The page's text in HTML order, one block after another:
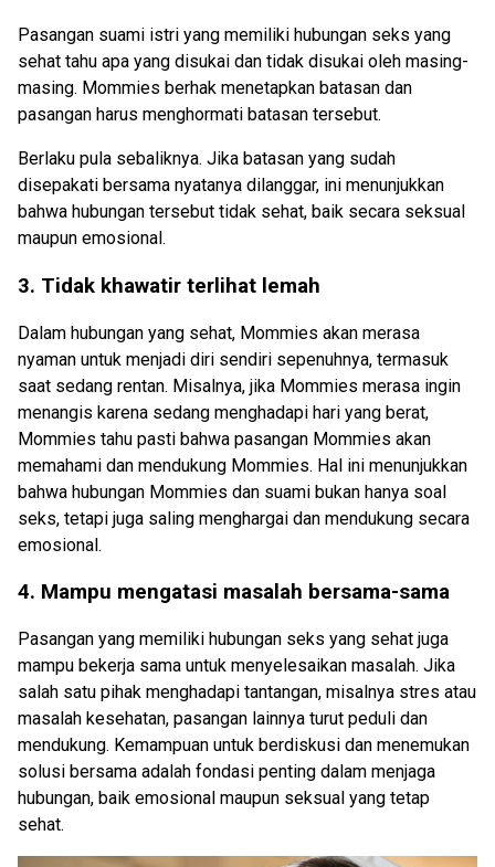
Pasangan suami istri yang memiliki hubungan seks yang
sehat tahu apa yang disukai dan tidak disukai oleh masing-
masing. Mommies berhak menetapkan batasan dan
pasangan harus menghormati batasan tersebut.
Berlaku pula sebaliknya. Jika batasan yang sudah
disepakati bersama nyatanya dilanggar, ini menunjukkan
bahwa hubungan tersebut tidak sehat, baik secara seksual
maupun emosional.
3. Tidak khawatir terlihat lemah
Dalam hubungan yang sehat, Mommies akan merasa
nyaman untuk menjadi diri sendiri sepenuhnya, termasuk
saat sedang rentan. Misalnya, jika Mommies merasa ingin
menangis karena sedang menghadapi hari yang berat,
Mommies tahu pasti bahwa pasangan Mommies akan
memahami dan mendukung Mommies. Hal ini menunjukkan
bahwa hubungan Mommies dan suami bukan hanya soal
seks, tetapi juga saling menghargai dan mendukung secara
emosional.
4. Mampu mengatasi masalah bersama-sama
Pasangan yang memiliki hubungan seks yang sehat juga
mampu bekerja sama untuk menyelesaikan masalah. Jika
salah satu pihak menghadapi tantangan, misalnya stres atau
masalah kesehatan, pasangan lainnya turut peduli dan
mendukung. Kemampuan untuk berdiskusi dan menemukan
solusi bersama adalah fondasi penting dalam menjaga
hubungan, baik emosional maupun seksual yang tetap
sehat.